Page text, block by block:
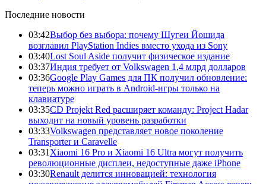
Последние новости
03:42Выбор без выбора: почему Шугеи Йошида
возглавил PlayStation Indies вместо ухода из Sony
03:40Lost Soul Aside получит физическое издание
03:37Индия требует от Volkswagen 1,4 млрд долларов
03:36Google Play Games для ПК получил обновление:
теперь можно играть в Android-игры только на
клавиатуре
03:35CD Projekt Red расширяет команду: Project Hadar
выходит на новый уровень разработки
03:33Volkswagen представляет новое поколение
Transporter и Caravelle
03:31 Xiaomi 16 Pro и Xiaomi 16 Ultra могут получить
революционные дисплеи, недоступные даже iPhone
03:30Renault делится инновацией: технология